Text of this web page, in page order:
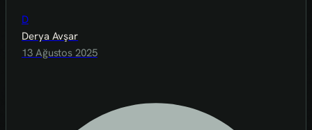
D
Derya Avşar
13 Ağustos 2025